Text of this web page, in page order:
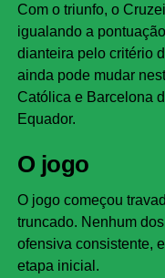
Com o triunfo, o
igualando a
dianteira pelo critério
ainda pode mudar
Católica e Barcelona
Equador.
O jogo
O jogo começou
truncado. Nenhum
ofensiva consistente,
etapa inicial.